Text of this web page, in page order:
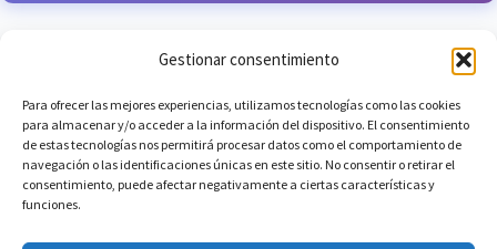
Gestionar consentimiento
Para ofrecer las mejores experiencias, utilizamos tecnologías como las cookies
para almacenar y/o acceder a la información del dispositivo. El consentimiento
de estas tecnologías nos permitirá procesar datos como el comportamiento de
navegación o las identificaciones únicas en este sitio. No consentir o retirar el
consentimiento, puede afectar negativamente a ciertas características y
funciones.